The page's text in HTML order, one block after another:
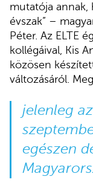
mutatója
évszak” –
Péter. Az ELTE
kollégáival, Kis
közösen
változásáról.
jelenleg
egészen